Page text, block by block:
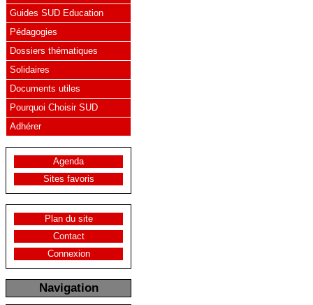
Guides SUD Education
Pédagogies
Dossiers thématiques
Solidaires
Documents utiles
Pourquoi Choisir SUD
Adhérer
Agenda
Sites favoris
Plan du site
Contact
Connexion
Navigation